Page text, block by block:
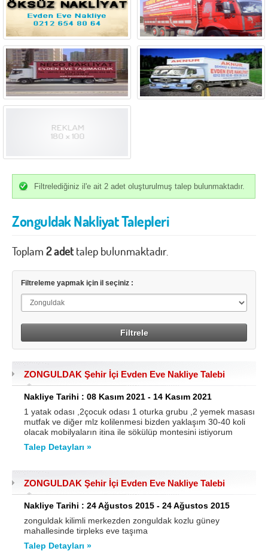
Gaziantep Giresun
Gümüşhane Hakkari
Hatay Iğdır
Isparta İstanbul
İzmir K.Maraş
Kayseri Kırıkkale
Kırklareli Kırşehir
Konya Kütahya
Malatya Manisa
Mardin Mersin
Muğla Muş
Osmaniye
Samsun
Şanlıurfa Şırnak
Tekirdağ
Trabzon
Uşak
Zonguldak
Filtrelediğiniz il'e ait 2 adet oluşturulmuş talep bulunmaktadır.
Zonguldak Nakliyat Talepleri
Toplam 2 adettalep bulunmaktadır.
Filtreleme yapmak için il seçiniz :
ZONGULDAK Şehir İçi Evden Eve Nakliye Talebi
Nakliye Tarihi : 08 Kasım 2021 - 14 Kasım 2021
1 yatak odası ,2çocuk odası 1 oturka grubu ,2 yemek masası
mutfak ve diğer mlz kolilenmesi bizden yaklaşım 30-40 koli
olacak mobilyaların itina ile sökülüp montesini istiyorum
Talep Detayları »
ZONGULDAK Şehir İçi Evden Eve Nakliye Talebi
Nakliye Tarihi : 24 Ağustos 2015 - 24 Ağustos 2015
zonguldak kilimli merkezden zonguldak kozlu güney
mahallesinde tirpleks eve taşıma
Talep Detayları »